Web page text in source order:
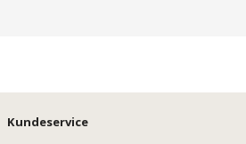
Kundeservice